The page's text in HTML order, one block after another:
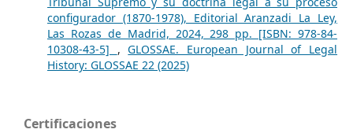
configurador (1870-1978), Editorial Aranzadi La Ley,
Las Rozas de Madrid, 2024, 298 pp. [ISBN: 978-84-
10308-43-5] ,GLOSSAE. European Journal of Legal
History: GLOSSAE 22 (2025)
Certificaciones